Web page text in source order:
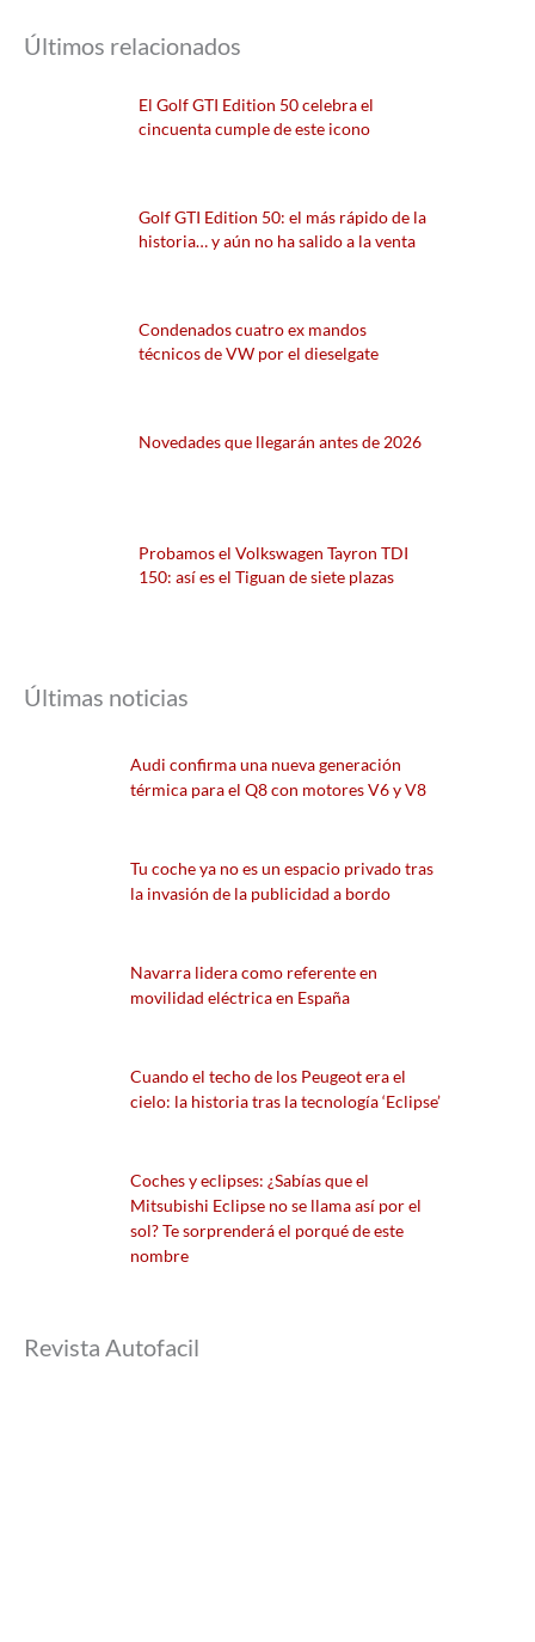
Últimos relacionados
El Golf GTI Edition 50 celebra el
cincuenta cumple de este icono
Golf GTI Edition 50: el más rápido de la
historia… y aún no ha salido a la venta
Condenados cuatro ex mandos
técnicos de VW por el dieselgate
Novedades que llegarán antes de 2026
Probamos el Volkswagen Tayron TDI
150: así es el Tiguan de siete plazas
Últimas noticias
Audi confirma una nueva generación
térmica para el Q8 con motores V6 y V8
Tu coche ya no es un espacio privado tras
la invasión de la publicidad a bordo
Navarra lidera como referente en
movilidad eléctrica en España
Cuando el techo de los Peugeot era el
cielo: la historia tras la tecnología ‘Eclipse’
Coches y eclipses: ¿Sabías que el
Mitsubishi Eclipse no se llama así por el
sol? Te sorprenderá el porqué de este
nombre
Revista Autofacil